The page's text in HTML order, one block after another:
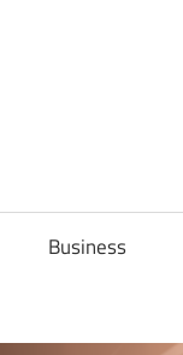
Business